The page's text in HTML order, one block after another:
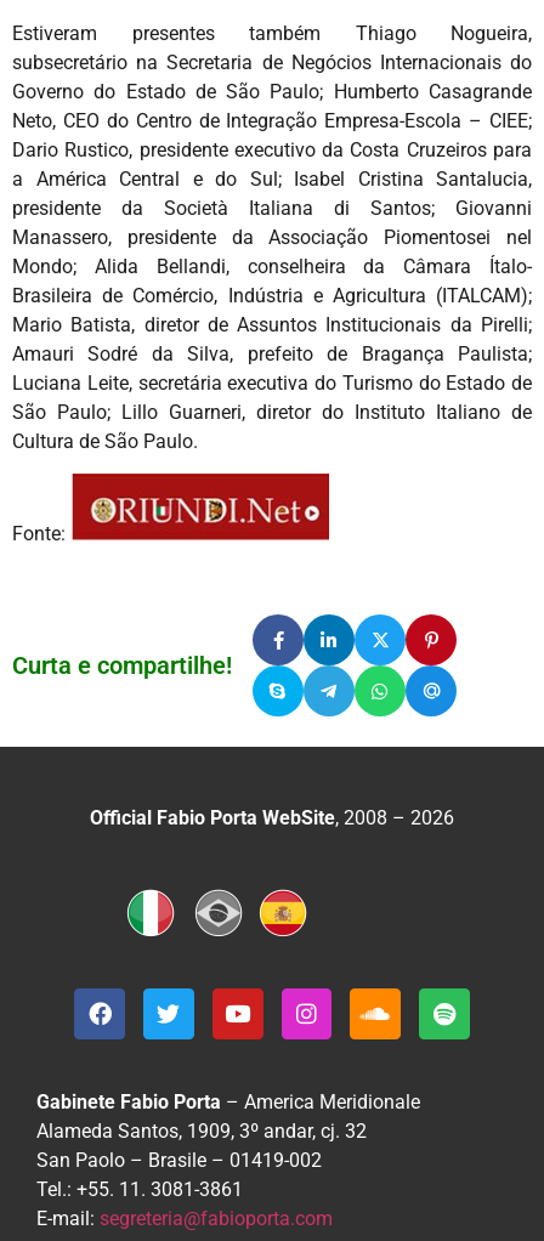
Estiveram presentes também Thiago Nogueira,
subsecretário na Secretaria de Negócios Internacionais do
Governo do Estado de São Paulo; Humberto Casagrande
Neto, CEO do Centro de Integração Empresa-Escola – CIEE;
Dario Rustico, presidente executivo da Costa Cruzeiros para
a América Central e do Sul; Isabel Cristina Santalucia,
presidente da Società Italiana di Santos; Giovanni
Manassero, presidente da Associação Piomentosei nel
Mondo; Alida Bellandi, conselheira da Câmara Ítalo-
Brasileira de Comércio, Indústria e Agricultura (ITALCAM);
Mario Batista, diretor de Assuntos Institucionais da Pirelli;
Amauri Sodré da Silva, prefeito de Bragança Paulista;
Luciana Leite, secretária executiva do Turismo do Estado de
São Paulo; Lillo Guarneri, diretor do Instituto Italiano de
Cultura de São Paulo.
Fonte:
Curta e compartilhe!
Official Fabio Porta WebSite, 2008 – 2026
Gabinete Fabio Porta – America Meridionale
Alameda Santos, 1909, 3º andar, cj. 32
San Paolo – Brasile – 01419-002
Tel.: +55. 11. 3081-3861
E-mail: segreteria@fabioporta.com